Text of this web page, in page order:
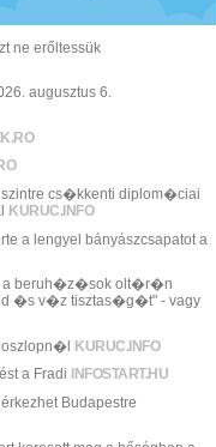
ne erőltessük
augusztus 6.
cs�kkenti diplom�ciai
KURUC.INFO
a lengyel bányászcsapatot a
a beruh�z�sok olt�r�n
�s v�z tisztas�g�t" - vagy
KURUC.INFO
a Fradi
INFOSTART.HU
Budapestre